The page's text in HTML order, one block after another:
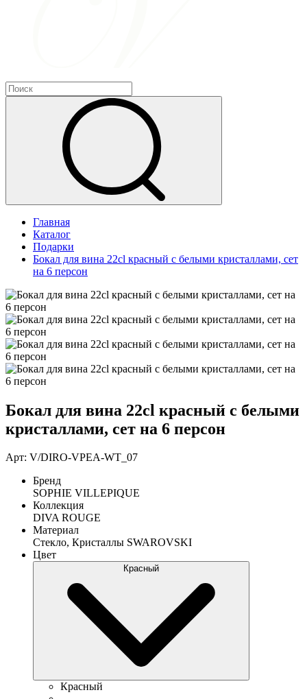
Главная
Каталог
Подарки
Бокал для вина 22cl красный с белыми кристаллами, сет
на 6 персон
Бокал для вина 22cl красный с белыми
кристаллами, сет на 6 персон
Арт: V/DIRO-VPEA-WT_07
Бренд
SOPHIE VILLEPIQUE
Коллекция
DIVA ROUGE
Материал
Стекло, Кристаллы SWAROVSKI
Цвет
Красный
Красный